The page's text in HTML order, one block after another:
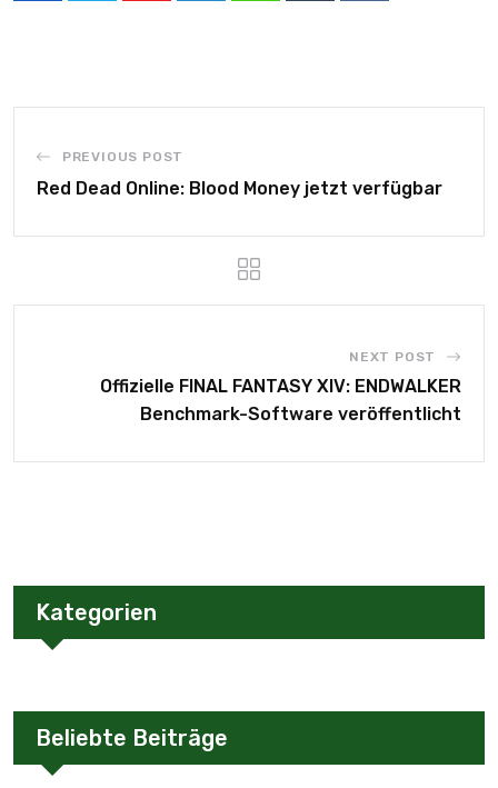
PREVIOUS POST
Red Dead Online: Blood Money jetzt verfügbar
NEXT POST
Offizielle FINAL FANTASY XIV: ENDWALKER
Benchmark-Software veröffentlicht
Kategorien
Beliebte Beiträge